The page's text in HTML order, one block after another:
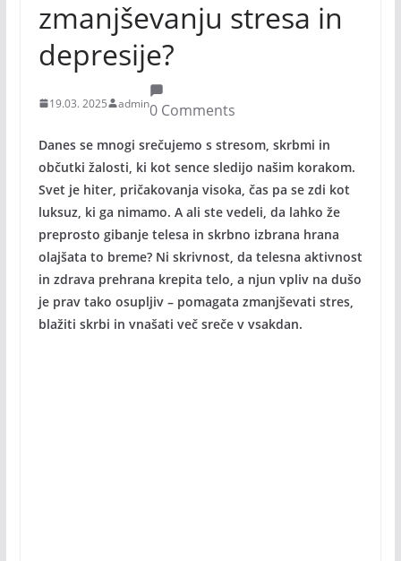
zmanjševanju stresa in
depresije?
19.03. 2025 admin0 Comments
Danes se mnogi srečujemo s stresom, skrbmi in
občutki žalosti, ki kot sence sledijo našim korakom.
Svet je hiter, pričakovanja visoka, čas pa se zdi kot
luksuz, ki ga nimamo. A ali ste vedeli, da lahko že
preprosto gibanje telesa in skrbno izbrana hrana
olajšata to breme? Ni skrivnost, da telesna aktivnost
in zdrava prehrana krepita telo, a njun vpliv na dušo
je prav tako osupljiv – pomagata zmanjševati stres,
blažiti skrbi in vnašati več sreče v vsakdan.